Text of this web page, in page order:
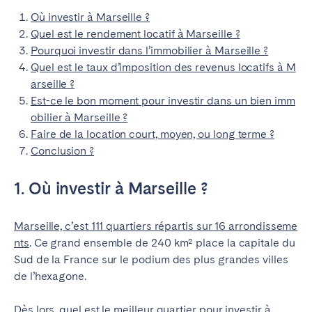
Où investir à Marseille ?
Quel est le rendement locatif à Marseille ?
Pourquoi investir dans l’immobilier à Marseille ?
Quel est le taux d’imposition des revenus locatifs à M
arseille ?
Est-ce le bon moment pour investir dans un bien imm
obilier à Marseille ?
Faire de la location court, moyen, ou long terme ?
Conclusion ?
1. Où investir à Marseille ?
Marseille, c’est 111 quartiers répartis sur 16 arrondisseme
nts. Ce grand ensemble de 240 km² place la capitale du
Sud de la France sur le podium des plus grandes villes
de l’hexagone.